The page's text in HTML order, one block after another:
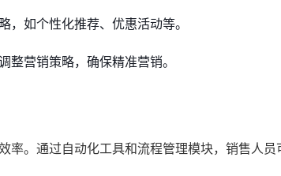
如个性化推荐、优惠活动等。
整营销策略，确保精准营销。
率。通过自动化工具和流程管理模块，销售人